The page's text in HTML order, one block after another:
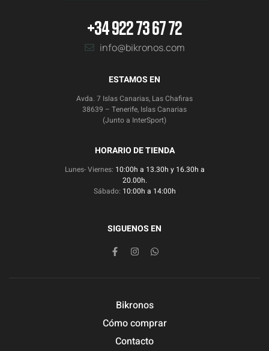
+34 922 73 67 72
info@bikronos.com
ESTAMOS EN
Avda. 7 Islas Canarias, Las Chafiras
38639 – Tenerife, Islas Canarias
(Junto a InterSport)
HORARIO DE TIENDA
Lunes- Viernes: 10:00h a 13.30h y 16.30h a
20.00h.
Sábado: 10:00h a 14:00h
SIGUENOS EN
Bikronos
Cómo comprar
Contacto